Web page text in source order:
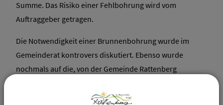
Summe. Das Risiko einer Fehlbohrung wird vom
Auftraggeber getragen.
Die Notwendigkeit einer Brunnenbohrung wurde im
Gemeinderat kontrovers diskutiert. Ebenso wurde
nochmals auf die, von der Gemeinde Rattenberg
Beregnungsanlage durch den Sportverein gebaut wurde.